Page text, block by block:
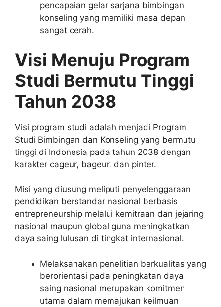
pencapaian gelar sarjana bimbingan
konseling yang memiliki masa depan
sangat cerah.
Visi Menuju Program
Studi Bermutu Tinggi
Tahun 2038
Visi program studi adalah menjadi Program
Studi Bimbingan dan Konseling yang bermutu
tinggi di Indonesia pada tahun 2038 dengan
karakter cageur, bageur, dan pinter.
Misi yang diusung meliputi penyelenggaraan
pendidikan berstandar nasional berbasis
entrepreneurship melalui kemitraan dan jejaring
nasional maupun global guna meningkatkan
daya saing lulusan di tingkat internasional.
Melaksanakan penelitian berkualitas yang
berorientasi pada peningkatan daya
saing nasional merupakan komitmen
utama dalam memajukan keilmuan